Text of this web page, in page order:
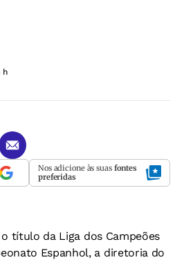
h
Nos adicione às suas fontes
preferidas
título da Liga dos Campeões
Espanhol, a diretoria do